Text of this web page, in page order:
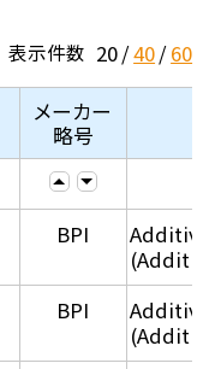
表示件数 20 40 60
メーカー
略号
BPI
BPI